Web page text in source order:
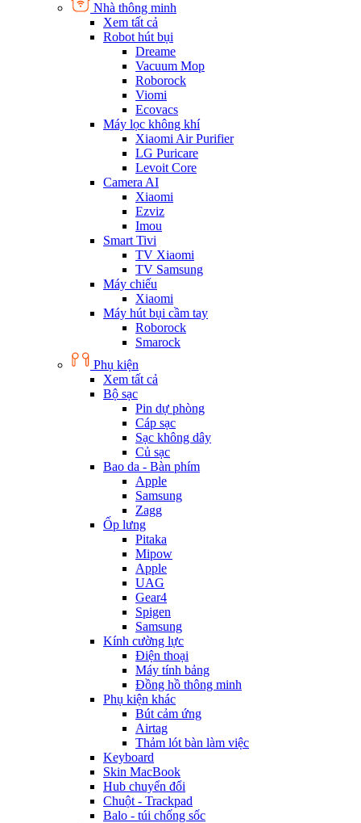
Nhà thông minh
Xem tất cả
Robot hút bụi
Dreame
Vacuum Mop
Roborock
Viomi
Ecovacs
Máy lọc không khí
Xiaomi Air Purifier
LG Puricare
Levoit Core
Camera AI
Xiaomi
Ezviz
Imou
Smart Tivi
TV Xiaomi
TV Samsung
Máy chiếu
Xiaomi
Máy hút bụi cầm tay
Roborock
Smarock
Phụ kiện
Xem tất cả
Bộ sạc
Pin dự phòng
Cáp sạc
Sạc không dây
Củ sạc
Bao da - Bàn phím
Apple
Samsung
Zagg
Ốp lưng
Pitaka
Mipow
Apple
UAG
Gear4
Spigen
Samsung
Kính cường lực
Điện thoại
Máy tính bảng
Đồng hồ thông minh
Phụ kiện khác
Bút cảm ứng
Airtag
Thảm lót bàn làm việc
Keyboard
Skin MacBook
Hub chuyển đổi
Chuột - Trackpad
Balo - túi chống sốc